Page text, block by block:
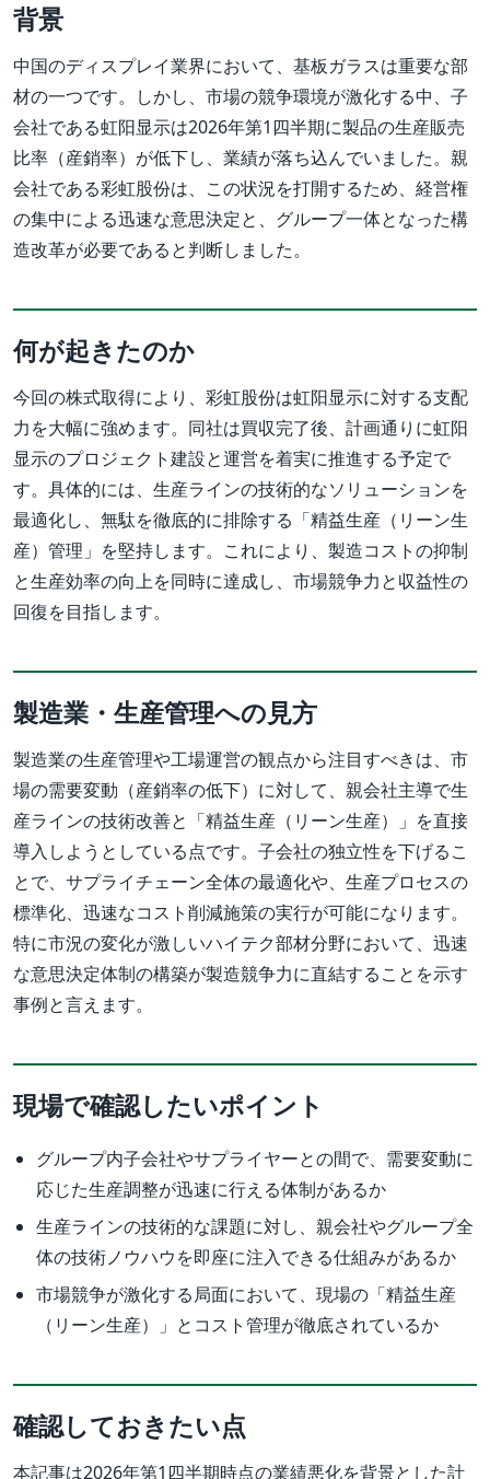
背景
中国のディスプレイ業界において、基板ガラスは重要な部
材の一つです。しかし、市場の競争環境が激化する中、子
会社である虹阳显示は2026年第1四半期に製品の生産販売
比率（産銷率）が低下し、業績が落ち込んでいました。親
会社である彩虹股份は、この状況を打開するため、経営権
の集中による迅速な意思決定と、グループ一体となった構
造改革が必要であると判断しました。
何が起きたのか
今回の株式取得により、彩虹股份は虹阳显示に対する支配
力を大幅に強めます。同社は買収完了後、計画通りに虹阳
显示のプロジェクト建設と運営を着実に推進する予定で
す。具体的には、生産ラインの技術的なソリューションを
最適化し、無駄を徹底的に排除する「精益生産（リーン生
産）管理」を堅持します。これにより、製造コストの抑制
と生産効率の向上を同時に達成し、市場競争力と収益性の
回復を目指します。
製造業・生産管理への見方
製造業の生産管理や工場運営の観点から注目すべきは、市
場の需要変動（産銷率の低下）に対して、親会社主導で生
産ラインの技術改善と「精益生産（リーン生産）」を直接
導入しようとしている点です。子会社の独立性を下げるこ
とで、サプライチェーン全体の最適化や、生産プロセスの
標準化、迅速なコスト削減施策の実行が可能になります。
特に市況の変化が激しいハイテク部材分野において、迅速
な意思決定体制の構築が製造競争力に直結することを示す
事例と言えます。
現場で確認したいポイント
グループ内子会社やサプライヤーとの間で、需要変動に
応じた生産調整が迅速に行える体制があるか
生産ラインの技術的な課題に対し、親会社やグループ全
体の技術ノウハウを即座に注入できる仕組みがあるか
市場競争が激化する局面において、現場の「精益生産
（リーン生産）」とコスト管理が徹底されているか
確認しておきたい点
本記事は2026年第1四半期時点の業績悪化を背景とした計